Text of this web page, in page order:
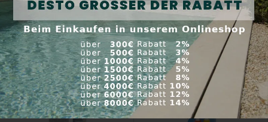
Spa Time Teststreifen 5 in 1 Testtropfen Cl / pH - Set